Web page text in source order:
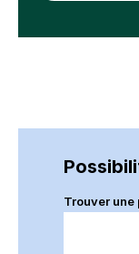
Trouver